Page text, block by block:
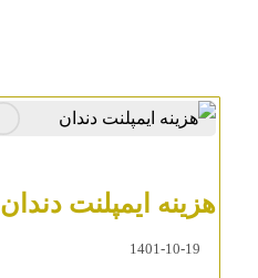
هزینه ایمپلنت دندان
1401-10-19